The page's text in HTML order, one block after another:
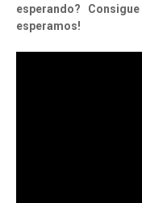
esperando? Consigue
esperamos!